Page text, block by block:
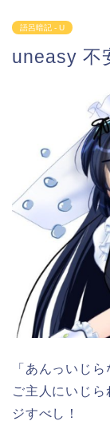
語呂暗記 - U
uneasy 不
「あんっいじら
ご主人にいじ
ジすべし！